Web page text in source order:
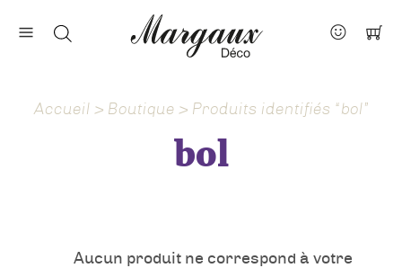
Nos marques
À propos
Actus
Accueil > Boutique > Produits identifiés “bol”
bol
Aucun produit ne correspond à votre